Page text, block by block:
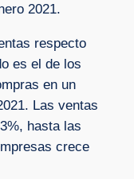
2021.
respecto
es el de los
en un
Las ventas
hasta las
crece